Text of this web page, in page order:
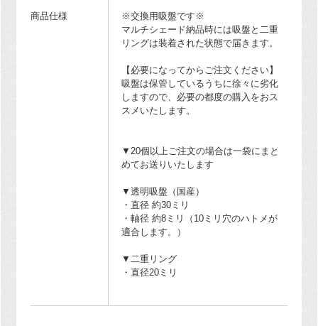
商品仕様
※交換用吸盤です※
マルチシェード納品時には吸盤と二重
リングは装着された状態で届きます。
【必要になってからご注文ください】
吸盤は保管しているうちに徐々に劣化
しますので、必要の都度の購入をおス
スメいたします。
▼20個以上ご注文の場合は一袋にまと
めてお送りいたします
▼透明吸盤（国産）
・直径 約30ミリ
・軸径 約8ミリ（10ミリ穴のハトメが
適合します。）
▼二重リング
・直径20ミリ